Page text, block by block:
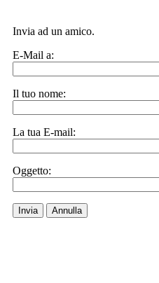
Invia ad un amico.
E-Mail a:
Il tuo nome:
La tua E-mail:
Oggetto:
Invia Annulla